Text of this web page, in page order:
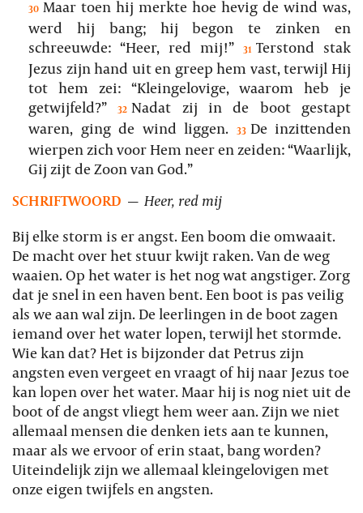
30 Maar toen hij merkte hoe hevig de wind was,
werd hij bang; hij begon te zinken en
schreeuwde: “Heer, red mij!”
31 Terstond stak
Jezus zijn hand uit en greep hem vast, terwijl Hij
tot hem zei: “Kleingelovige, waarom heb je
getwijfeld?”32 Nadat zij in de boot gestapt
waren, ging de wind liggen.
33 De inzittenden
wierpen zich voor Hem neer en zeiden: “Waarlijk,
Gij zijt de Zoon van God.”
SCHRIFTWOORD — Heer, red mij
Bij elke storm is er angst. Een boom die omwaait.
De macht over het stuur kwijt raken. Van de weg
waaien. Op het water is het nog wat angstiger. Zorg
dat je snel in een haven bent. Een boot is pas veilig
als we aan wal zijn. De leerlingen in de boot zagen
iemand over het water lopen, terwijl het stormde.
Wie kan dat? Het is bijzonder dat Petrus zijn
angsten even vergeet en vraagt of hij naar Jezus toe
kan lopen over het water. Maar hij is nog niet uit de
boot of de angst vliegt hem weer aan. Zijn we niet
allemaal mensen die denken iets aan te kunnen,
maar als we ervoor of erin staat, bang worden?
Uiteindelijk zijn we allemaal kleingelovigen met
onze eigen twijfels en angsten.